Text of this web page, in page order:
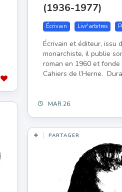
(1936-1977)
Écrivain Livr'arbitres
Écrivain et éditeur, issu
monarchiste, il publie
roman en 1960 et
Cahiers de l’Herne.
MAR 26
PARTAGER